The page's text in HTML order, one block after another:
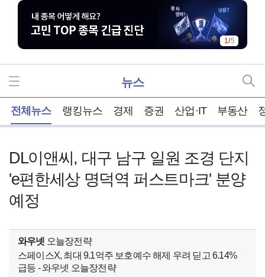
1/5
뉴스
전체뉴스 랭킹뉴스 경제 증권 산업·IT 부동산
DL이앤씨, 대구 남구 일원 조경 단지
'e편한세상 명덕역 퍼스트마크' 분양
예정
와우넷 오늘장전략
스페이스X, 최대 9.1억주 보호예수 해제 우려 딛고 6.14%
급등 - 와우넷 오늘장전략